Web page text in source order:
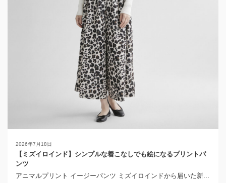
2026年7月18日
【ミズイロインド】シンプルな着こなしでも絵になるプリントパ
ンツ
アニマルプリント イージーパンツ ミズイロインドから届いた新...